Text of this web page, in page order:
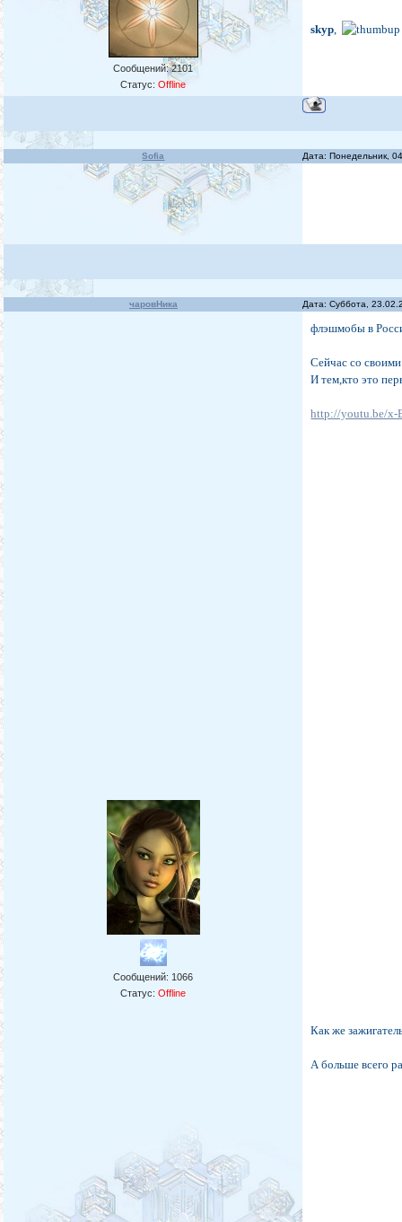
Сообщений:2101
Статус:Offline
skyp,
Sofia Дата: Понедельник,
чаровНика Дата: Суббота,
Сообщений: 1066
Статус:Offline
флэшмобы в
Сейчас со
И тем,кто это
http://youtu.be/x-
Как же
А больше всего